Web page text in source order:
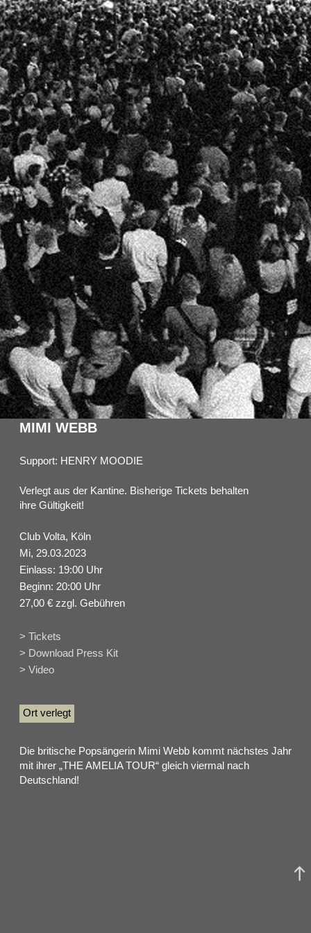
MIMI WEBB
Support: HENRY MOODIE
Verlegt aus der Kantine. Bisherige Tickets behalten
ihre Gültigkeit!
Club Volta, Köln
Mi, 29.03.2023
Einlass: 19:00 Uhr
Beginn: 20:00 Uhr
27,00 € zzgl. Gebühren
> Tickets
> Download Press Kit
> Video
Ort verlegt
Die britische Popsängerin Mimi Webb kommt nächstes Jahr
mit ihrer „THE AMELIA TOUR“ gleich viermal nach
Deutschland!